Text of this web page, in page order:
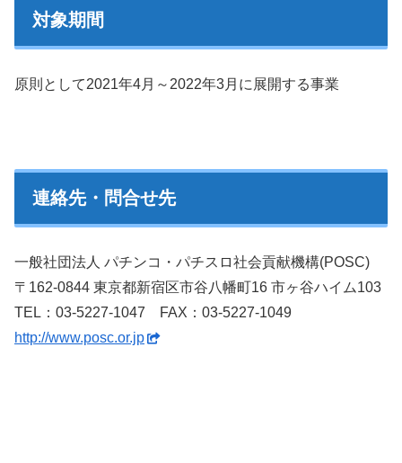
対象期間
原則として2021年4月～2022年3月に展開する事業
連絡先・問合せ先
一般社団法人 パチンコ・パチスロ社会貢献機構(POSC)
〒162-0844 東京都新宿区市谷八幡町16 市ヶ谷ハイム103
TEL：03-5227-1047 FAX：03-5227-1049
http://www.posc.or.jp